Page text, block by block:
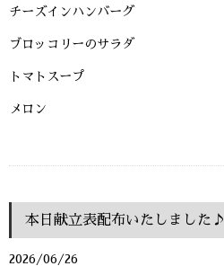
チーズインハンバーグ
ブロッコリーのサラダ
トマトスープ
メロン
本日献立表配布いたしました♪
2026/06/26